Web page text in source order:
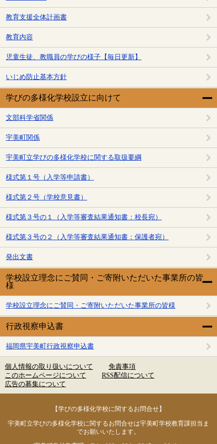
教育支援全体計画書
教育内容
児童生徒、教職員の学びの様子【毎日更新】
いじめ防止基本方針
学びの多様化学校設立に向けて
文部科学省関係
宇美町関係
宇美町立学びの多様化学校に関する取扱要綱
様式第１号（入学等申請書）
様式第２号（学校意見書）
様式第３号の１（入学等審査結果通知書：校長宛）
様式第３号の２（入学等審査結果通知書：保護者宛）
発出文書
学校設立理念にご賛同・ご寄附いただいた事業所の皆
様
学校設立理念にご賛同・ご寄附いただいた事業所の皆様
行政視察申込書
福岡県宇美町行政視察申込書
個人情報の取り扱いについて
免責事項
このホームページについて
RSS配信について
広告の募集について
【学びの多様化学校に関するお問合せ】
宇美町立学びの多様化学校に関するお問合せは宇美町学校教育課担当ま
でお願いいたします。